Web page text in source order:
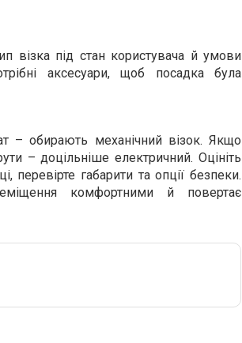
візка під стан користувача й умови
аксесуари, щоб посадка була
– обирають механічний візок. Якщо
– доцільніше електричний. Оцініть
перевірте габарити та опції безпеки.
комфортними й повертає